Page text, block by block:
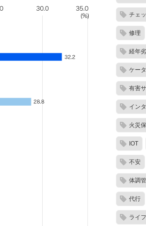
チェ
修理
経年
ケー
有害
イン
火災
IOT
不安
体調
代行
ライ